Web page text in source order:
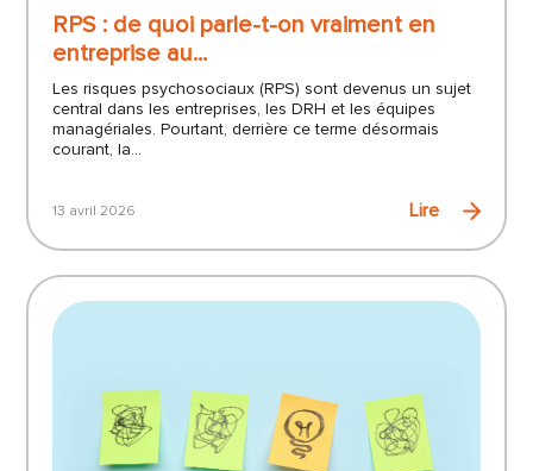
RPS : de quoi parle-t-on vraiment en
entreprise au...
Les risques psychosociaux (RPS) sont devenus un sujet
central dans les entreprises, les DRH et les équipes
managériales. Pourtant, derrière ce terme désormais
courant, la...
13 avril 2026 Lire